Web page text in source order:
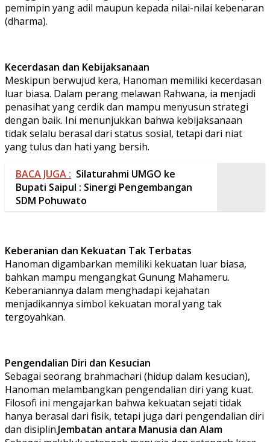
pemimpin yang adil maupun kepada nilai-nilai kebenaran
(dharma).
Kecerdasan dan Kebijaksanaan
Meskipun berwujud kera, Hanoman memiliki kecerdasan
luar biasa. Dalam perang melawan Rahwana, ia menjadi
penasihat yang cerdik dan mampu menyusun strategi
dengan baik. Ini menunjukkan bahwa kebijaksanaan
tidak selalu berasal dari status sosial, tetapi dari niat
yang tulus dan hati yang bersih.
BACA JUGA : Silaturahmi UMGO ke
Bupati Saipul : Sinergi Pengembangan
SDM Pohuwato
Keberanian dan Kekuatan Tak Terbatas
Hanoman digambarkan memiliki kekuatan luar biasa,
bahkan mampu mengangkat Gunung Mahameru.
Keberaniannya dalam menghadapi kejahatan
menjadikannya simbol kekuatan moral yang tak
tergoyahkan.
Pengendalian Diri dan Kesucian
Sebagai seorang brahmachari (hidup dalam kesucian),
Hanoman melambangkan pengendalian diri yang kuat.
Filosofi ini mengajarkan bahwa kekuatan sejati tidak
hanya berasal dari fisik, tetapi juga dari pengendalian diri
dan disiplin.Jembatan antara Manusia dan Alam